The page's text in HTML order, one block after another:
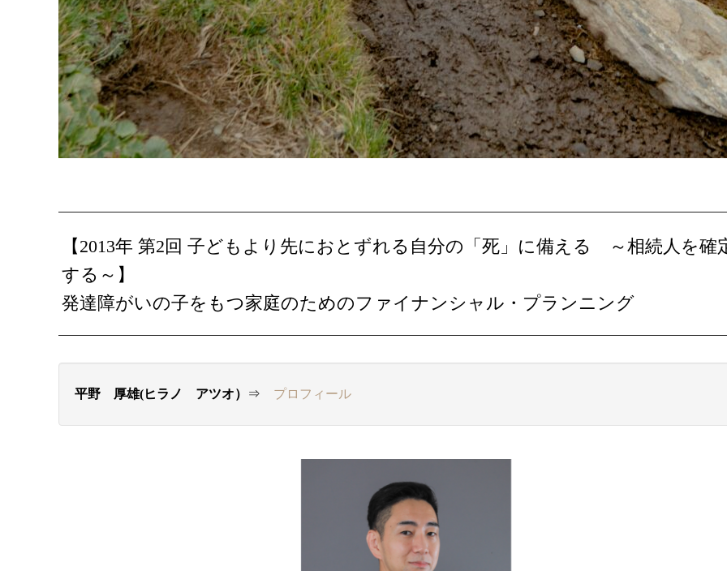
【2013年 第2回 子どもより先におとずれる自分の「死」に備える ～相続人を確
する～】
発達障がいの子をもつ家庭のためのファイナンシャル・プランニング
平野 厚雄(ヒラノ アツオ） ⇒ プロフィール